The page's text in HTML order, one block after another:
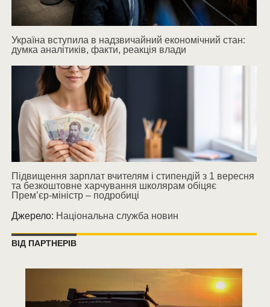
Україна вступила в надзвичайний економічний стан:
думка аналітиків, факти, реакція влади
Підвищення зарплат вчителям і стипендій з 1 вересня
та безкоштовне харчування школярам обіцяє
Прем’єр-міністр – подробиці
Джерело: Національна служба новин
ВІД ПАРТНЕРІВ